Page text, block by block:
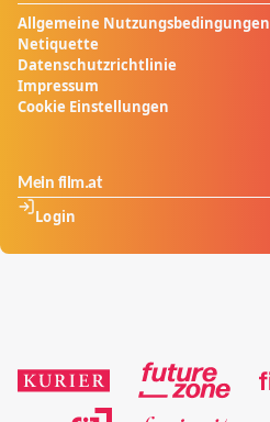
Allgemeine Nutzungsbedingungen
Netiquette
Datenschutzrichtlinie
Impressum
Cookie Einstellungen
Mein film.at
Login